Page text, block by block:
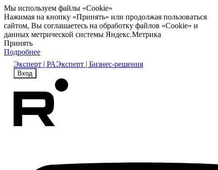
Мы используем файлы «Cookie»
Нажимая на кнопку «Принять» или продолжая пользоваться
сайтом, Вы соглашаетесь на обработку файлов «Cookie» и
данных метрической системы Яндекс.Метрика
Принять
Подробнее
Эксперт | РАЭксперт | Бизнес-решения
Вход